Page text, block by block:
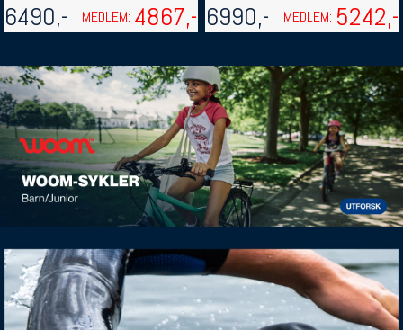
6490,- MEDLEM: 4867,- 6990,- MEDLEM: 5242,-